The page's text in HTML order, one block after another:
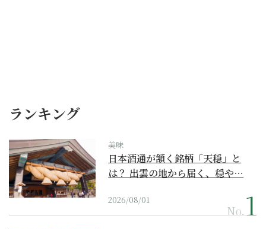
ランキング
美味
日本酒通が頷く銘柄「天穏」と
は？ 出雲の地から届く、穏や…
2026/08/01
No.